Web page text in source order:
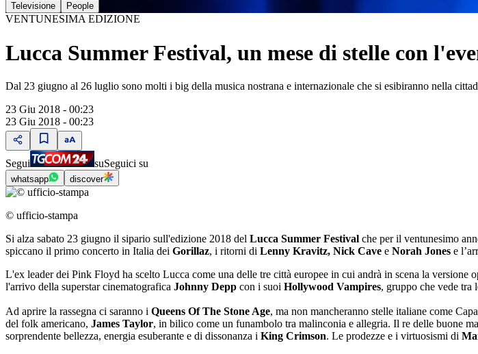
Televisione People
VENTUNESIMA EDIZIONE
Lucca Summer Festival, un mese di stelle con
Dal 23 giugno al 26 luglio sono molti i big della musica nostrana e internazionale che si esibiranno nella
23 Giu 2018 - 00:23
23 Giu 2018 - 00:23
Segui suSeguici su
whatsapp discover
© ufficio-stampa
Si alza sabato 23 giugno il sipario sull'edizione 2018 del Lucca Summer Festival che per il ventunesimo
spiccano il primo concerto in Italia dei Gorillaz, i ritorni di Lenny Kravitz, Nick Cave e Norah Jones e
L'ex leader dei Pink Floyd ha scelto Lucca come una delle tre città europee in cui andrà in scena la
l'arrivo della superstar cinematografica Johnny Depp con i suoi Hollywood Vampires, gruppo che vede tra
Ad aprire la rassegna ci saranno i Queens Of The Stone Age, ma non mancheranno stelle italiane come
del folk americano, James Taylor, in bilico come un funambolo tra malinconia e allegria. Il re delle buone
sorprendente bellezza, energia esuberante e di dissonanza i King Crimson. Le prodezze e i virtuosismi di